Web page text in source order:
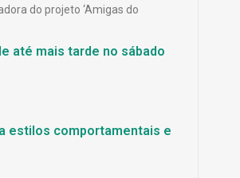
do projeto ‘Amigas do
até mais tarde no sábado
estilos comportamentais e